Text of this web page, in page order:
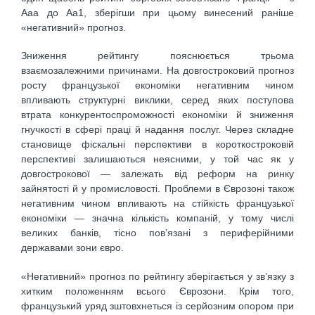
Aaa до Aa1, зберігши при цьому винесений раніше
«негативний» прогноз.
Зниження рейтингу пояснюється трьома
взаємозалежними причинами. На довгостроковий прогноз
росту французької економіки негативним чином
впливають структурні виклики, серед яких поступова
втрата конкурентоспроможності економіки й зниження
гнучкості в сфері праці й надання послуг. Через складне
становище фіскальні перспективи в короткостроковій
перспективі залишаються неясними, у той час як у
довгострокової — залежать від реформ на ринку
зайнятості й у промисловості. Проблеми в Єврозоні також
негативним чином впливають на стійкість французької
економіки — значна кількість компаній, у тому числі
великих банків, тісно пов’язані з периферійними
державами зони євро.
«Негативний» прогноз по рейтингу зберігається у зв’язку з
хитким положенням всього Єврозони. Крім того,
французький уряд зштовхнеться із серйозним опором при